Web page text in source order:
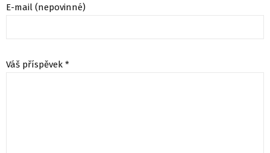
E-mail (nepovinné)
Váš příspěvek *